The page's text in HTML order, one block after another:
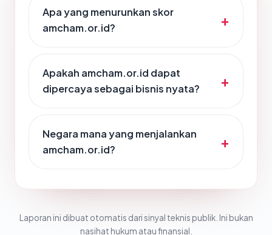
Apa yang menurunkan skor
amcham.or.id?
Apakah amcham.or.id dapat
dipercaya sebagai bisnis nyata?
Negara mana yang menjalankan
amcham.or.id?
Laporan ini dibuat otomatis dari sinyal teknis publik. Ini bukan
nasihat hukum atau finansial.